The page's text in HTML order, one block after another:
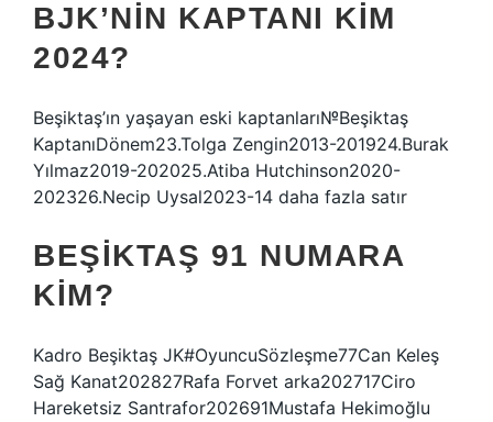
BJK’NIN KAPTANI KIM
2024?
Beşiktaş’ın yaşayan eski kaptanları№Beşiktaş
KaptanıDönem23.Tolga Zengin2013-201924.Burak
Yılmaz2019-202025.Atiba Hutchinson2020-
202326.Necip Uysal2023-14 daha fazla satır
BEŞIKTAŞ 91 NUMARA
KIM?
Kadro Beşiktaş JK#OyuncuSözleşme77Can Keleş
Sağ Kanat202827Rafa Forvet arka202717Ciro
Hareketsiz Santrafor202691Mustafa Hekimoğlu